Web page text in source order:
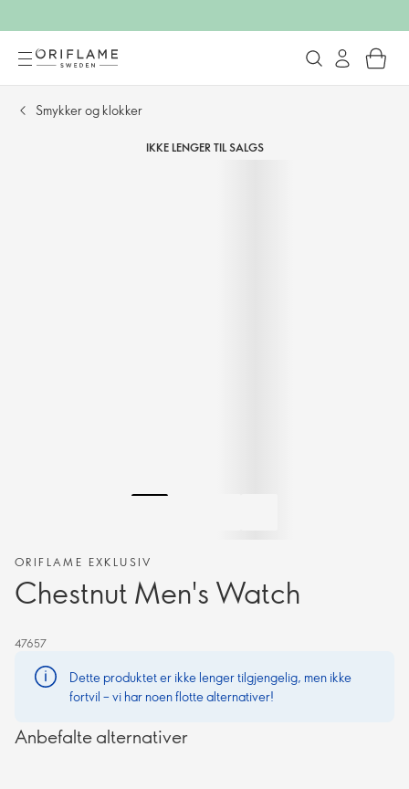
Smykker og klokker
IKKE LENGER TIL SALGS
ORIFLAME EXKLUSIV
Chestnut Men's Watch
47657
Dette produktet er ikke lenger tilgjengelig, men ikke
fortvil – vi har noen flotte alternativer!
Anbefalte alternativer